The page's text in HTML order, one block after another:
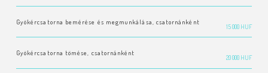
Gyökércsatorna bemérése és megmunkálása, csatornánként
15 000 HUF
Gyökércsatorna tömése, csatornánként
20 000 HUF